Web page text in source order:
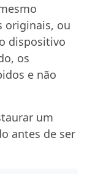
originais, ou
dispositivo
os
e não
um
antes de ser